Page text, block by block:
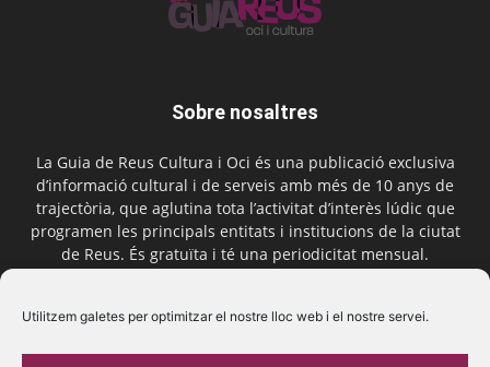
Utilitzem galetes per optimitzar el nostre lloc web i el nostre servei.
Sobre nosaltres
La Guia de Reus Cultura i Oci és una publicació exclusiva
d’informació cultural i de serveis amb més de 10 anys de
trajectòria, que aglutina tota l’activitat d’interès lúdic que
programen les principals entitats i institucions de la ciutat
de Reus. És gratuïta i té una periodicitat mensual.